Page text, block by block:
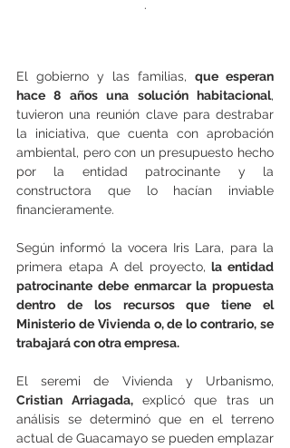
.
El gobierno y las familias, que esperan
hace 8 años una solución habitacional,
tuvieron una reunión clave para destrabar
la iniciativa, que cuenta con aprobación
ambiental, pero con un presupuesto hecho
por la entidad patrocinante y la
constructora que lo hacían inviable
financieramente.
Según informó la vocera Iris Lara, para la
primera etapa A del proyecto, la entidad
patrocinante debe enmarcar la propuesta
dentro de los recursos que tiene el
Ministerio de Vivienda o, de lo contrario, se
trabajará con otra empresa.
Cristian Arriagada, explicó que tras un
análisis se determinó que en el terreno
actual de Guacamayo se pueden emplazar